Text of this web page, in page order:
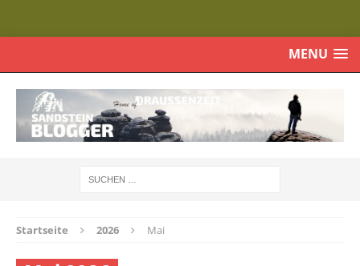
MENU
Startseite 2026 Mai